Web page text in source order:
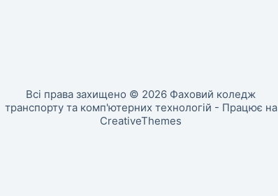
Всі права захищено © 2026 Фаховий коледж
транспорту та комп'ютерних технологій - Працює на
CreativeThemes